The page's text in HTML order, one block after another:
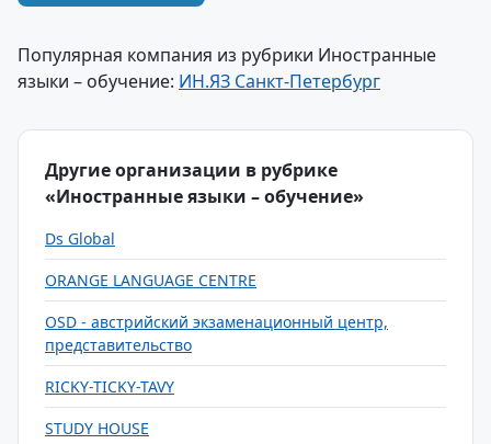
Популярная компания из рубрики Иностранные
языки – обучение: ИН.ЯЗ Санкт-Петербург
Другие организации в рубрике
«Иностранные языки – обучение»
Ds Global
ORANGE LANGUAGE CENTRE
OSD - австрийский экзаменационный центр,
представительство
RICKY-TICKY-TAVY
STUDY HOUSE